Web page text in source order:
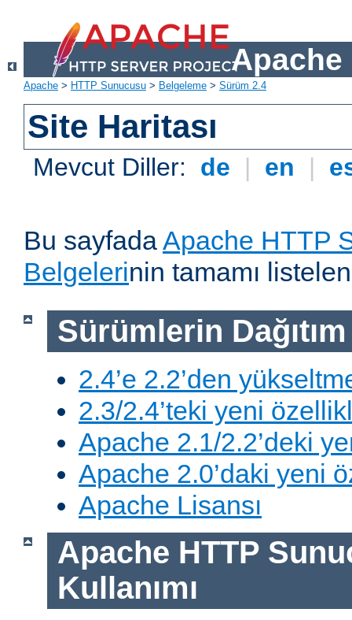
Apache
Apache > HTTP Sunucusu > Belgeleme > Sürüm 2.4
Site Haritası
Mevcut Diller: de | en |
Bu sayfadaApache HTTP
Belgelerinin tamamı
Sürümlerin
2.4’e 2.2’den
2.3/2.4’teki yeni
Apache 2.1/2.2’deki
Apache 2.0’daki yeni
Apache Lisansı
Apache HTTP
Kullanımı